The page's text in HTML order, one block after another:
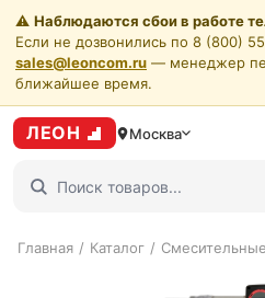
⚠️ Наблюдаются сбои в работе
Если не дозвонились по 8 (800)
sales@leoncom.ru — менеджер
ближайшее время.
ЛЕОН Москва
Главная / Каталог /